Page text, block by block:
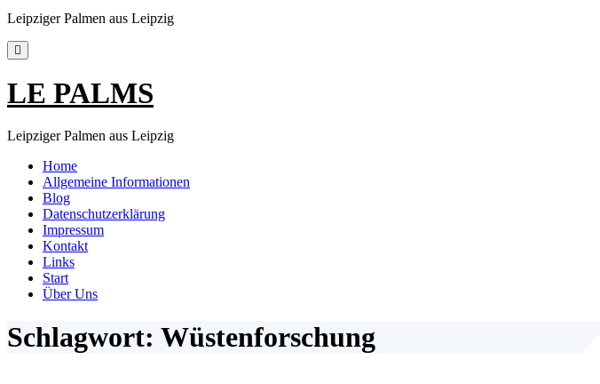
Leipziger Palmen aus Leipzig
LE PALMS
Leipziger Palmen aus Leipzig
Home
Allgemeine Informationen
Blog
Datenschutzerklärung
Impressum
Kontakt
Links
Start
Über Uns
Schlagwort: Wüstenforschung